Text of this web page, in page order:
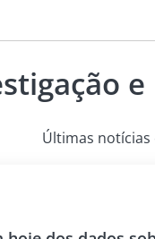
Últimas